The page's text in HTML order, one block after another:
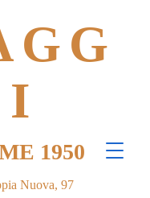
Nuova, 97
I
1950